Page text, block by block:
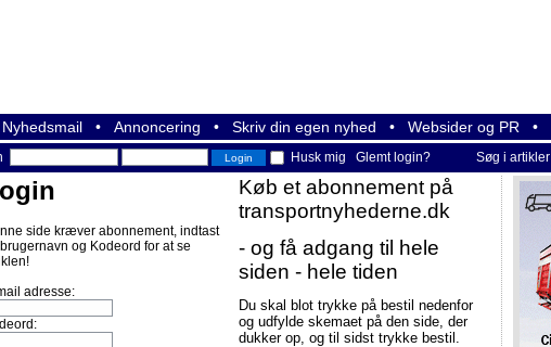
Nyhedsmail • Annoncering • Skriv din egen nyhed • Websider og PR •
Husk mig Glemt login? Søg i artikler
side kræver abonnement, indtast
og Kodeord for at se
adresse:
Køb et abonnement på
transportnyhederne.dk
- og få adgang til hele
siden - hele tiden
Du skal blot trykke på bestil nedenfor
og udfylde skemaet på den side, der
dukker op, og til sidst trykke bestil.